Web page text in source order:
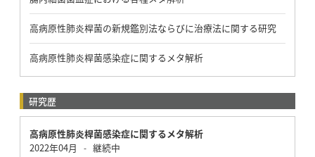
高病原性肺炎桿菌の新規鑑別法ならびに治療法に関する研究
高病原性肺炎桿菌感染症に関するメタ解析
研究歴
高病原性肺炎桿菌感染症に関するメタ解析
2022年04月
- 継続中